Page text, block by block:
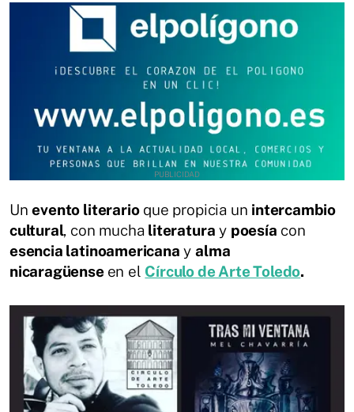
Unevento literarioque propicia un intercambio
cultural, con mucha literatura y poesía con
esencia latinoamericana yalma
nicaragüense en el Círculo de Arte Toledo.